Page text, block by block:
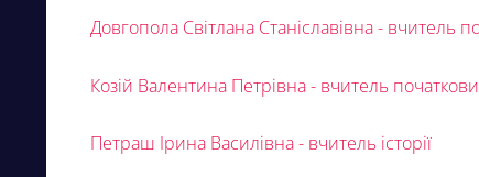
Довгопола Світлана Станіславівна - вчитель
Козій Валентина Петрівна - вчитель
Петраш Ірина Василівна - вчитель історії